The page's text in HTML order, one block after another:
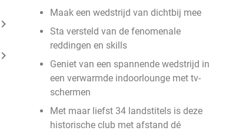
keyboard_arrow_right
keyboard_arrow_right
Maak een wedstrijd van dichtbij mee
Sta versteld van de fenomenale
reddingen en skills
Geniet van een spannende wedstrijd in
een verwarmde indoorlounge met tv-
schermen
Met maar liefst 34 landstitels is deze
historische club met afstand dé